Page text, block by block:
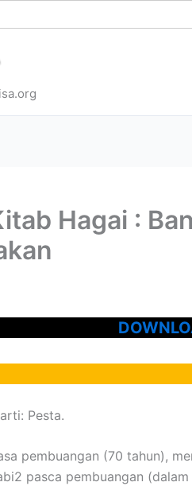
Hagai :
Pesta.
pembuangan (70 tahun),
pasca pembuangan